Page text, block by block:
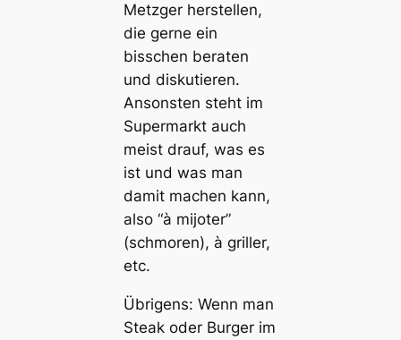
Metzger herstellen,
die gerne ein
bisschen beraten
und diskutieren.
Ansonsten steht im
Supermarkt auch
meist drauf, was es
ist und was man
damit machen kann,
also “à mijoter”
(schmoren), à griller,
etc.
Übrigens: Wenn man
Steak oder Burger im